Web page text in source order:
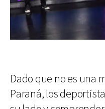
Dado que no es una
Paraná, los